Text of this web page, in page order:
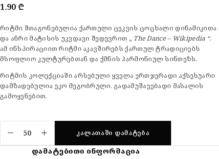
1.90 ₾
რიტმი შთაგონებულია ქართული ცეკვის ცოცხალი დინამიკითა
და ანრი მატისის უკვდავი შედევრით „ The Dance – Wikipedia “.
ამ ინსპირაციით რიტმი აკავშირებს ქართულ ტრადიციებს
მსოფლიო კულტურებთან და ქმნის ჰარმონიულ სინთეზს.
რიტმის კოლექციაში არსებული ყველა ერთჯერადი აქსესუარი
დამზადებულია ეკო მეგობრული, გადამუშავებადი მასალის
გამოყენებით.
ᲙᲐᲚᲐᲗᲐᲨᲘ ᲓᲐᲛᲐᲢᲔᲑᲐ
ᲓᲐᲛᲐᲢᲔᲑᲘᲗᲘ ᲘᲜᲤᲝᲠᲛᲐᲪᲘᲐ